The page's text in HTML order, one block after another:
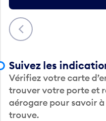
Précédent
Suivez les
Vérifiez votre carte
trouver votre porte et
aérogare pour savoir
trouve.